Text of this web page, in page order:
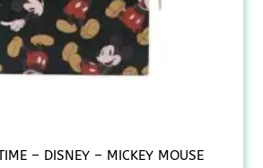
– DISNEY – MICKEY MOUSE